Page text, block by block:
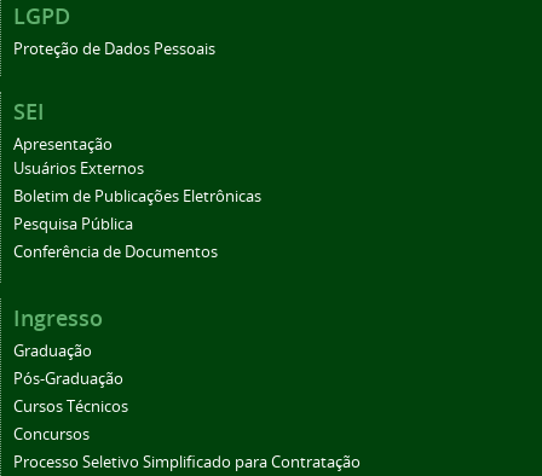
LGPD
Proteção de Dados Pessoais
SEI
Apresentação
Usuários Externos
Boletim de Publicações Eletrônicas
Pesquisa Pública
Conferência de Documentos
Ingresso
Graduação
Pós-Graduação
Cursos Técnicos
Concursos
Processo Seletivo Simplificado para Contratação